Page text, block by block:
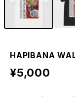
HAPIBANA
¥5,000